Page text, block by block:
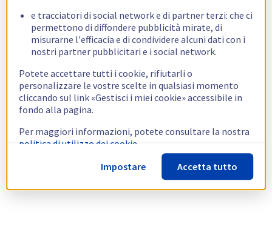
e tracciatori di social network e di partner terzi: che ci
permettono di diffondere pubblicità mirate, di
misurarne l'efficacia e di condividere alcuni dati con i
nostri partner pubblicitari e i social network.
Potete accettare tutti i cookie, rifiutarli o
personalizzare le vostre scelte in qualsiasi momento
cliccando sul link «Gestisci i miei cookie» accessibile in
fondo alla pagina.
Per maggiori informazioni, potete consultare la nostra
politica di utilizzo dei cookie.
Impostare
Accetta tutto